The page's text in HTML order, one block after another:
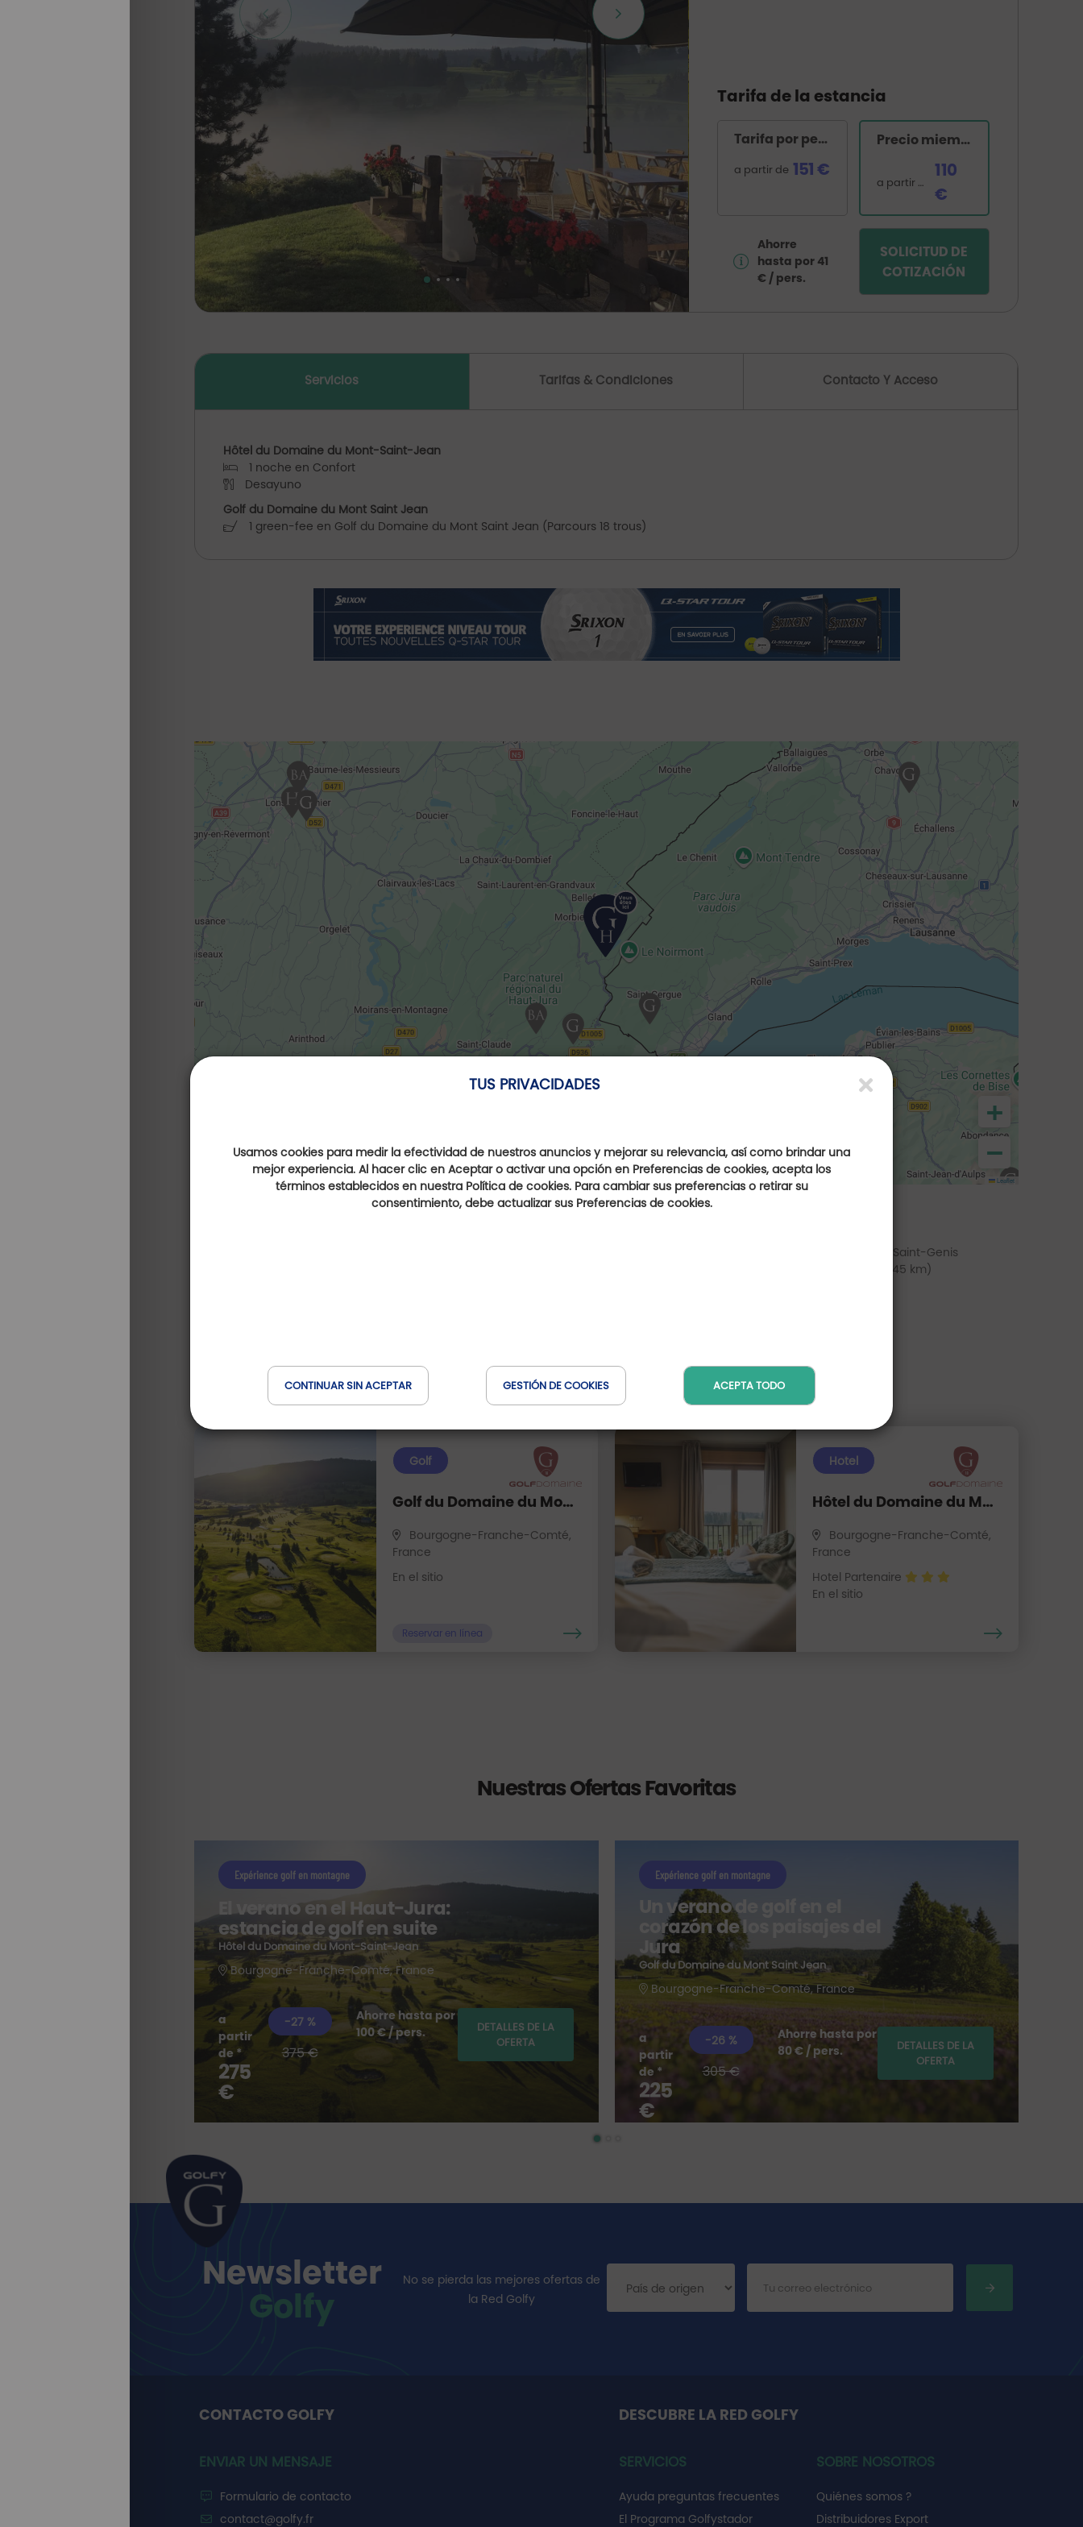
TUS PRIVACIDADES
Usamos cookies para medir la efectividad de nuestros anuncios y mejorar su relevancia, así como brindar una
mejor experiencia. Al hacer clic en Aceptar o activar una opción en Preferencias de cookies, acepta los
términos establecidos en nuestra Política de cookies. Para cambiar sus preferencias o retirar su
consentimiento, debe actualizar sus Preferencias de cookies.
CONTINUAR SIN ACEPTAR GESTIÓN DE COOKIES ACEPTA TODO
Tarifa de la estancia
Tarifa por persona
a partir de 151 €
Precio miembro Golfy
a partir de
110
€
Ahorre
hasta por 41
€ / pers.
SOLICITUD DE
COTIZACIÓN
Servicios Tarifas & Condiciones Contacto Y Acceso
Hôtel du Domaine du Mont-Saint-Jean
1 noche en Confort
Desayuno
Golf du Domaine du Mont Saint Jean
1 green-fee en Golf du Domaine du Mont Saint Jean (Parcours 18 trous)
+
−
Leaflet
Golf de Saint-Genis
(a 45 km)
Golf
Golf du Domaine du Mont Saint Jean
Bourgogne-Franche-Comté,
France
En el sitio
Reservar en línea
Hotel
Hôtel du Domaine du Mont-Saint-Jean
Bourgogne-Franche-Comté,
France
Hotel Partenaire
En el sitio
Nuestras Ofertas Favoritas
Expérience golf en montagne
El verano en el Haut-Jura:
estancia de golf en suite
Hôtel du Domaine du Mont-Saint-Jean
Bourgogne-Franche-Comté, France
a
partir
de *
275
€
-27 %
375 €
Ahorre hasta por
100 € / pers.
DETALLES DE LA
OFERTA
Expérience golf en montagne
Un verano de golf en el
corazón de los paisajes del
Jura
Golf du Domaine du Mont Saint Jean
Bourgogne-Franche-Comté, France
a
partir
de *
225
€
-26 %
305 €
Ahorre hasta por
80 € / pers.
DETALLES DE LA
OFERTA
Newsletter
Golfy
No se pierda las mejores ofertas de
la Red Golfy
CONTACTO GOLFY
ENVIAR UN MENSAJE
Formulario de contacto
contact@golfy.fr
DESCUBRE LA RED GOLFY
SERVICIOS
Ayuda preguntas frecuentes
El Programa Golfystador
SOBRE NOSOTROS
Quiénes somos ?
Distribuidores Export